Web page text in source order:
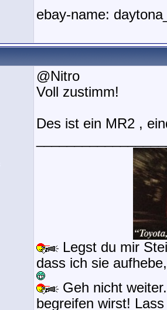
ebay-name:
@Nitro
Voll zustimm!
Des ist ein MR2 ,
Legst du mir
dass ich sie
Geh nicht
begreifen wirst!